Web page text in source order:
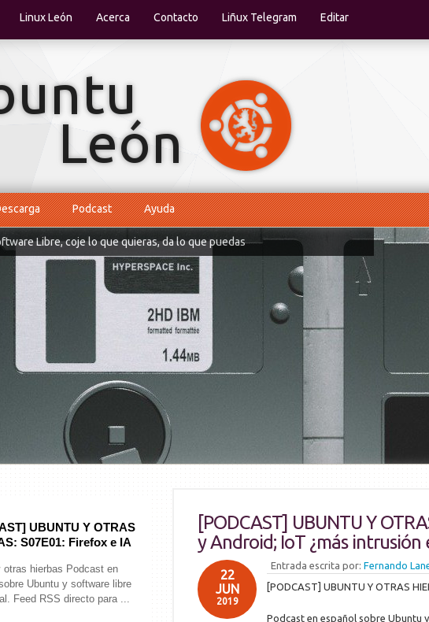
Linux León Acerca Contacto Liñux Telegram Editar
Podcast Ayuda
Libre, coje lo que quieras, da lo que puedas
[PODCAST] UBUNTU Y
y Android; IoT ¿más intrusión
Entrada escrita por: Fernando
22
JUN
2019
[PODCAST] UBUNTU Y OTRAS
Podcast en español sobre Ubuntu
UBUNTU Y OTRAS
S07E01: Firefox e IA
otras hierbas Podcast en
Ubuntu y software libre
Feed RSS directo para ...